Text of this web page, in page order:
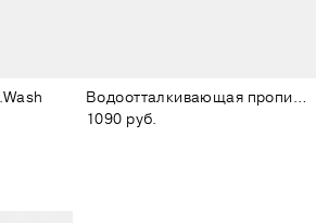
Водоотталкивающая пропитка Go!
1090 руб.